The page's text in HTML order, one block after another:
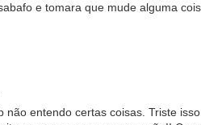
e tomara que mude alguma
não entendo certas coisas. Triste